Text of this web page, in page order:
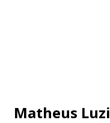
Matheus Luzi